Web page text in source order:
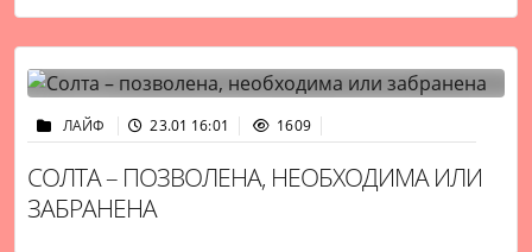
ЛАЙФ 23.01 16:01 1609
СОЛТА – ПОЗВОЛЕНА, НЕОБХОДИМА ИЛИ
ЗАБРАНЕНА